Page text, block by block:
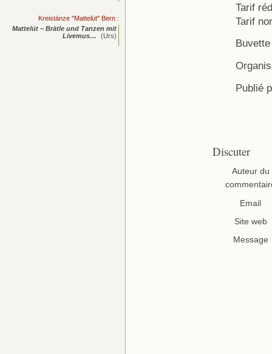
Tarif
Tarif
Publié
Discuter
Auteur du
Email
Site web
Message
Kreistänze "Mattelüt" Bern :
Mattelüt – Brätle und Tanzen mit
Livemus…
(Urs)